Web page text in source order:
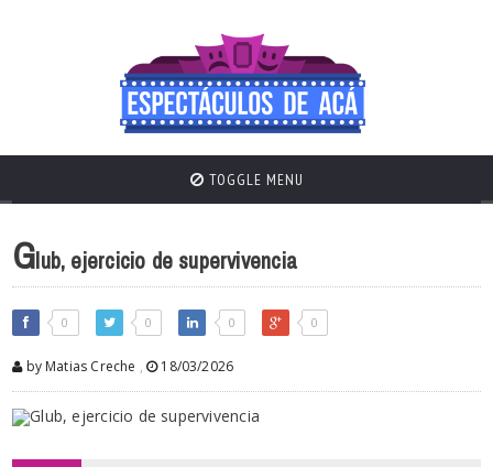
TOGGLE MENU
Glub, ejercicio de supervivencia
0 0 0 0
by Matias Creche , 18/03/2026